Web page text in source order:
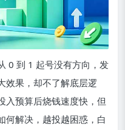
0 到 1 起号没有方向，发
效果，却不了解底层逻
入预算后烧钱速度快，但
何解决，越投越困惑，白